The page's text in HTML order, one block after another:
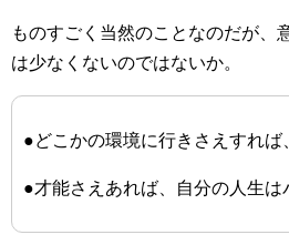
ものすごく当然のことなのだが、
は少なくないのではないか。
●どこかの環境に行きさえすれば
●才能さえあれば、自分の人生は